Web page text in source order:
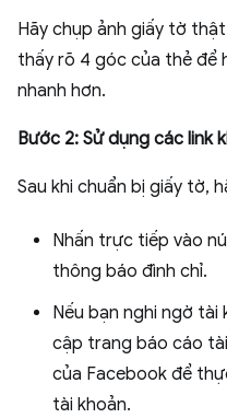
Hãy chụp ảnh giấy tờ
thấy rõ 4 góc của thẻ để
nhanh hơn.
Bước 2: Sử dụng các link
Sau khi chuẩn bị giấy tờ,
Nhấn trực tiếp vào
thông báo đình chỉ.
Nếu bạn nghi ngờ tài
cập trang báo cáo
của Facebook để
tài khoản.